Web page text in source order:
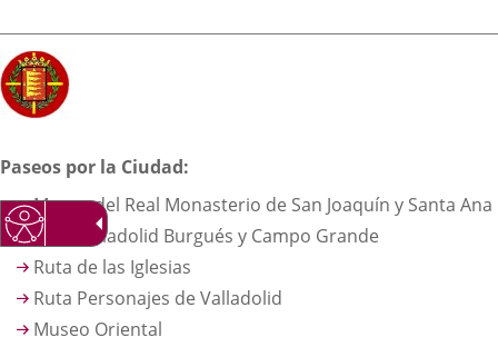
Descripción
Paseos por la Ciudad:
Museo del Real Monasterio de San Joaquín y Santa Ana
Ruta Valladolid Burgués y Campo Grande
Ruta de las Iglesias
Ruta Personajes de Valladolid
Museo Oriental